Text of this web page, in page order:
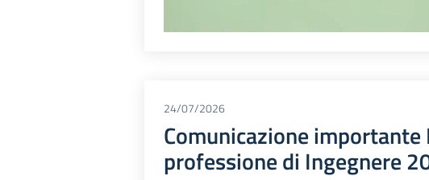
24/07/2026
Comunicazione
professione di Ingegnere